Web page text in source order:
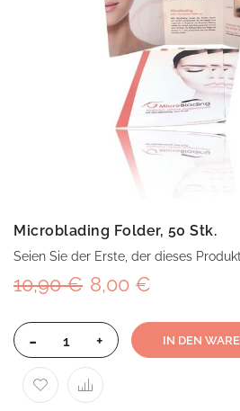
Microblading Folder, 50 Stk.
Seien Sie der Erste, der dieses
8,00 €
10,90 €
- + IN DEN